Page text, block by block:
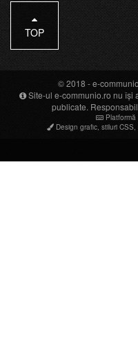
TOP
© 2018 -e-
Site-ul e-communio.ro nu își
publicate.
Platformă
Design grafic stiluri CSS